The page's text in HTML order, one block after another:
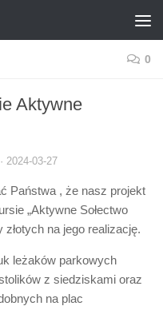
0
Aktywne
· 2024-03-27
Państwa , że nasz projekt
„Aktywne Sołectwo
na jego realizację.
leżaków parkowych
z siedziskami oraz
na plac